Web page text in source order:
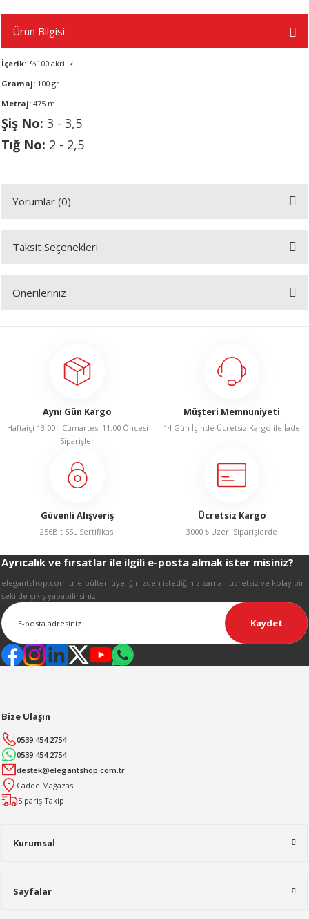
Ürün Bilgisi
İçerik: %100 akrilik
Gramaj: 100 gr
Metraj: 475 m
Şiş No: 3 - 3,5
Tığ No: 2 - 2,5
Yorumlar (0)
Bu ürüne ilk yorumu siz yapın!
Taksit Seçenekleri
Önerileriniz
Görüş ve önerileriniz için teşekkür ederiz.
Ürün açıklamasında eksik bilgiler bulunuyor.
Ürün bilgilerinde hatalar bulunuyor.
Ürün fiyatı diğer sitelerden daha pahalı.
Bu ürüne benzer farklı alternatifler olmalı.
Gönder
Aynı Gün Kargo
Haftaiçi 13.00 - Cumartesi 11.00 Öncesi
Siparişler
Müşteri Memnuniyeti
14 Gün İçinde Ücretsiz Kargo ile İade
Güvenli Alışveriş
256Bit SSL Sertifikası
Ücretsiz Kargo
3000 ₺ Üzeri Siparişlerde
Ayrıcalık ve fırsatlar ile ilgili e-posta almak ister misiniz?
elegantshop.com.tr e-bülten üyeliğinizden istediğiniz zaman ücretsiz ve kolay bir
şekilde çıkış yapabilirsiniz.
Kaydet
Kurumsal
Sayfalar
Bize Ulaşın
0539 454 2754
0539 454 2754
destek@elegantshop.com.tr
Cadde Mağazası
Sipariş Takip